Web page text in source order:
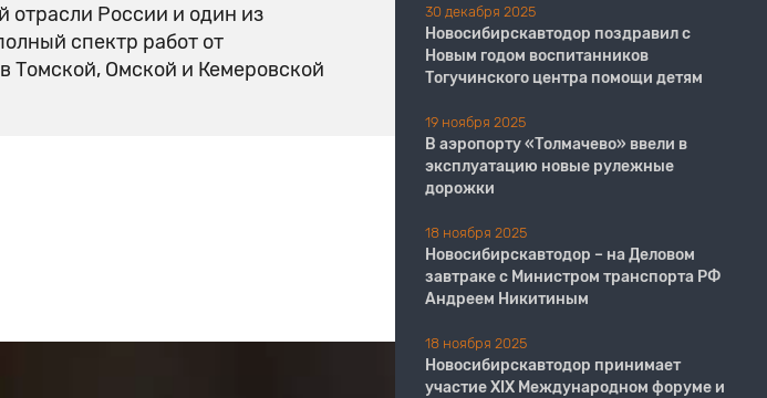
отрасли России и один из
спектр работ от
Томской, Омской и Кемеровской
30 декабря 2025
Новосибирскавтодор поздравил с
Новым годом воспитанников
Тогучинского центра помощи детям
19 ноября 2025
В аэропорту «Толмачево» ввели в
эксплуатацию новые рулежные
дорожки
18 ноября 2025
Новосибирскавтодор – на Деловом
завтраке с Министром транспорта РФ
Андреем Никитиным
18 ноября 2025
Новосибирскавтодор принимает
участие XIX Международном форуме и